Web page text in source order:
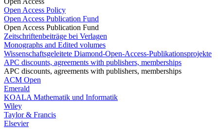
Open Access Policy
Open Access Publication Fund
Open Access Publication Fund
Zeitschriftenbeiträge bei Verlagen
Monographs and Edited volumes
Wissenschaftsgeleitete Diamond-Open-Access-Publikationsprojekte
APC discounts, agreements with publishers, memberships
APC discounts, agreements with publishers, memberships
ACM Open
Emerald
KOALA Mathematik und Informatik
Wiley
Taylor & Francis
Elsevier